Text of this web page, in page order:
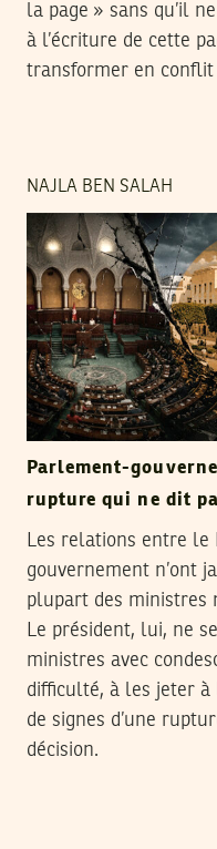
la page » sans qu’il
à l’écriture de cette
transformer en conflit
NAJLA BEN SALAH
Parlement-
rupture qui ne dit
Les relations entre
gouvernement n’ont
plupart des ministres
Le président, lui, ne
ministres avec
difficulté, à les jeter
de signes d’une
décision.